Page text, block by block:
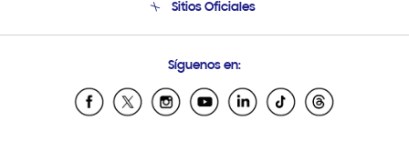
Soporte vía eMail
Sitios Oficiales
Samsung Ecuador
Samsung El Salvador
Síguenos en: